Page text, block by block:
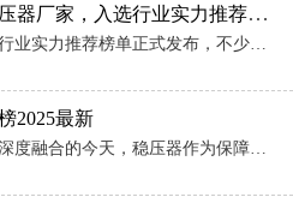
2026年有实力稳压器厂家，入选行业实力推荐榜单
近期2026年稳压器行业实力推荐榜单正式发布，不少工业制造、新能源、海外项目类客户都在咨询，上榜的2026年有实力稳压器厂家怎么选？本次我们以上榜核心代表企业常州创稳电气有限公司为参考，围绕用户高频关 ...
2025最新
在数字化与工业化深度融合的今天，稳压器作为保障电力系统稳定、守护精密设备安全的核心设备，其品质与可靠性直接影响生产生活的正常运转。随着用户需求向智能化、节能化升级，稳压器品牌的竞争已从单一的产品质量比 ...